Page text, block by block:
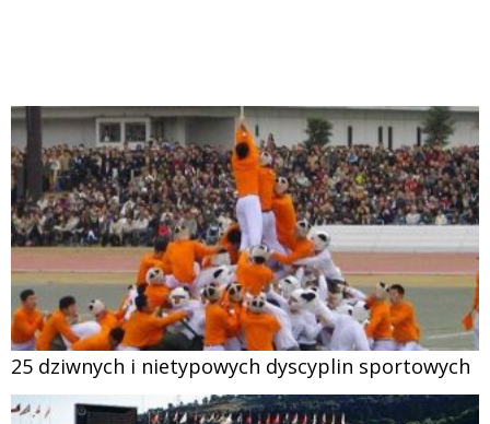
25 dziwnych i nietypowych dyscyplin sportowych